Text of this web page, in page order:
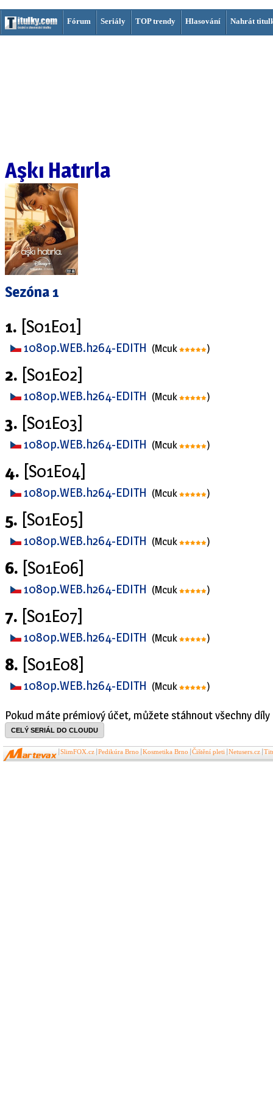
Fórum Seriály TOP trendy Hlasování Nahrát
Aşkı Hatırla
Sezóna 1
1. [S01E01]
1080p.WEB.h264-EDITH (Mcuk )
2. [S01E02]
1080p.WEB.h264-EDITH (Mcuk )
3. [S01E03]
1080p.WEB.h264-EDITH (Mcuk )
4. [S01E04]
1080p.WEB.h264-EDITH (Mcuk )
5. [S01E05]
1080p.WEB.h264-EDITH (Mcuk )
6. [S01E06]
1080p.WEB.h264-EDITH (Mcuk )
7. [S01E07]
1080p.WEB.h264-EDITH (Mcuk )
8. [S01E08]
1080p.WEB.h264-EDITH (Mcuk )
Pokud máte prémiový účet, můžete stáhnout všechny díly
CELÝ SERIÁL DO CLOUDU
SlimFOX.cz Pedikúra Brno Kosmetika Brno Čištění pleti Netusers.cz